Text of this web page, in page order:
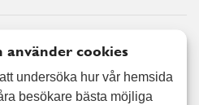
priser – trygg
använder cookies
undersöka hur vår hemsida
besökare bästa möjliga